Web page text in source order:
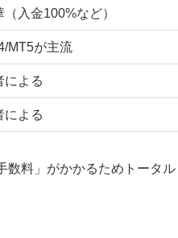
（入金100%など）
MT5が主流
による
による
数料」がかかるためトータル